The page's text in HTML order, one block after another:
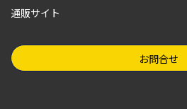
通販サイト
お問合せ